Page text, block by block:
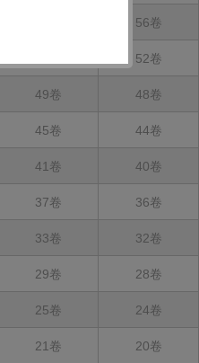
56卷
52卷
49卷 48卷
45卷 44卷
41卷 40卷
37卷 36卷
33卷 32卷
29卷 28卷
25卷 24卷
21卷 20卷